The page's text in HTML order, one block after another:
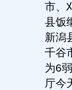
市、
县饭
新潟
千谷
为6
厅今